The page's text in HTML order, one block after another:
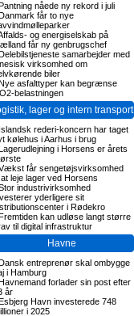
nåede ny rekord i juli
får to nye
og energiselskab på
får ny genbrugschef
samarbejder med
virksomhed om
biler
asfalttyper kan begrænse
belastningen
lager og intern transport
Islandsk rederi-koncern har taget
kølehus i Aarhus i brug
i Horsens er årets
får sengetøjsvirksomhed
at leje lager ved Horsens
industrivirksomhed
yderligere sit
i Rødekro
kan udløse langt større
til digital infrastruktur
Havne
entreprenør skal ombygge
i Hamburg
forlader sin post efter
år
Havn investerede 748
i 2025